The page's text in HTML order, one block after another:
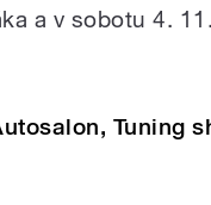
a v sobotu 4.
Tuning